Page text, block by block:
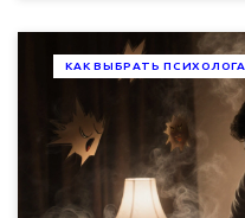
КАК ВЫБРАТЬ ПСИХОЛОГА